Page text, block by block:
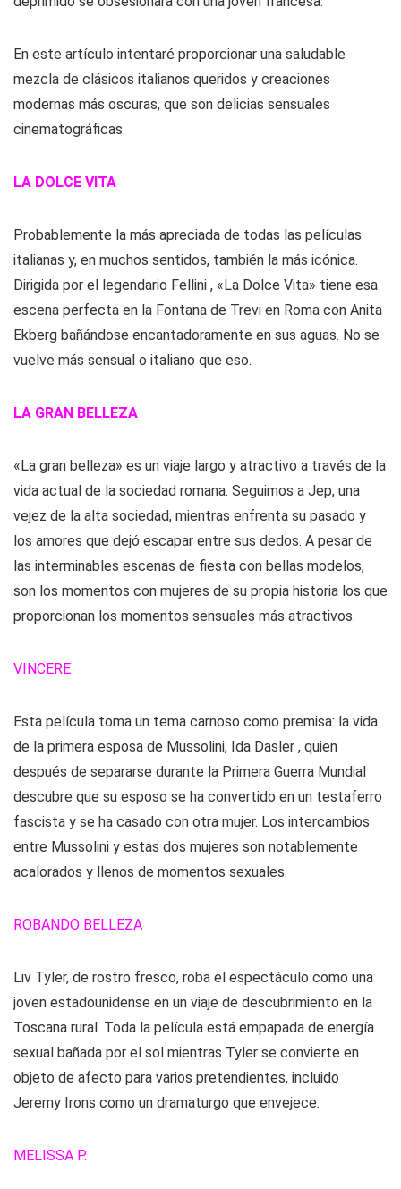
En este artículo intentaré proporcionar una saludable
mezcla de clásicos italianos queridos y creaciones
modernas más oscuras, que son delicias sensuales
cinematográficas.
LA DOLCE VITA
Probablemente la más apreciada de todas las películas
italianas y, en muchos sentidos, también la más icónica.
Dirigida por el legendario Fellini , «La Dolce Vita» tiene esa
escena perfecta en la Fontana de Trevi en Roma con Anita
Ekberg bañándose encantadoramente en sus aguas. No se
vuelve más sensual o italiano que eso.
LA GRAN BELLEZA
«La gran belleza» es un viaje largo y atractivo a través de la
vida actual de la sociedad romana. Seguimos a Jep, una
vejez de la alta sociedad, mientras enfrenta su pasado y
los amores que dejó escapar entre sus dedos. A pesar de
las interminables escenas de fiesta con bellas modelos,
son los momentos con mujeres de su propia historia los que
proporcionan los momentos sensuales más atractivos.
VINCERE
Esta película toma un tema carnoso como premisa: la vida
de la primera esposa de Mussolini, Ida Dasler , quien
después de separarse durante la Primera Guerra Mundial
descubre que su esposo se ha convertido en un testaferro
fascista y se ha casado con otra mujer. Los intercambios
entre Mussolini y estas dos mujeres son notablemente
acalorados y llenos de momentos sexuales.
ROBANDO BELLEZA
Liv Tyler, de rostro fresco, roba el espectáculo como una
joven estadounidense en un viaje de descubrimiento en la
Toscana rural. Toda la película está empapada de energía
sexual bañada por el sol mientras Tyler se convierte en
objeto de afecto para varios pretendientes, incluido
Jeremy Irons como un dramaturgo que envejece.
MELISSA P.